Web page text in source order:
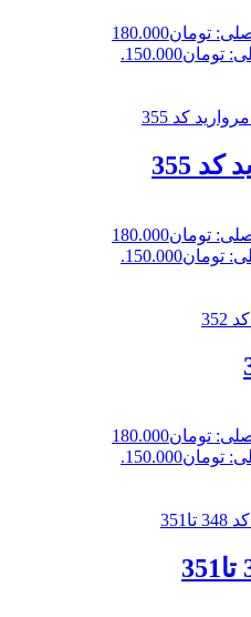
قیمت اصلی: تومان180.000
355
قیمت اصلی: تومان180.000
قیمت اصلی: تومان180.000